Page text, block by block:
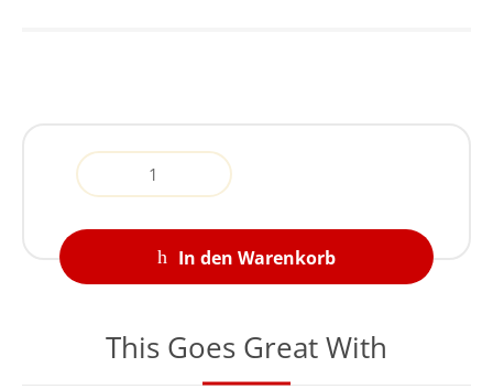
Quantity
In den Warenkorb
This Goes Great With